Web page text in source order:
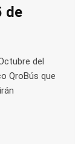
de
del
QroBús que